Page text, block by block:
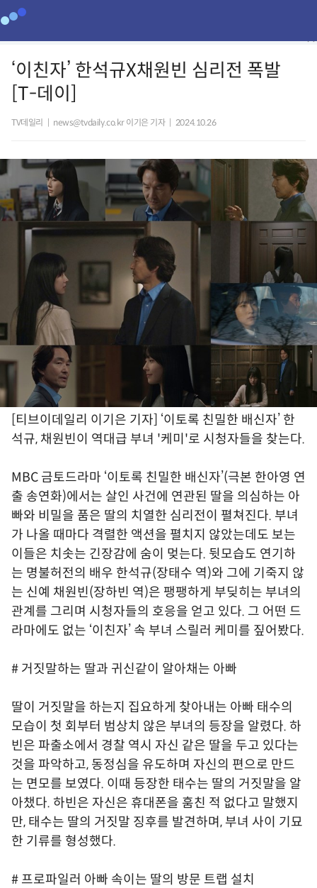
‘이친자’ 한석규X채원빈 심리전 폭발
[T-데이]
TV데일리 news@tvdaily.co.kr 이기은 기자 2024.10.26
[티브이데일리 이기은 기자] ‘이토록 친밀한 배신자’ 한
석규, 채원빈이 역대급 부녀 '케미'로 시청자들을 찾는다.
MBC 금토드라마 ‘이토록 친밀한 배신자’(극본 한아영 연
출 송연화)에서는 살인 사건에 연관된 딸을 의심하는 아
빠와 비밀을 품은 딸의 치열한 심리전이 펼쳐진다. 부녀
가 나올 때마다 격렬한 액션을 펼치지 않았는데도 보는
이들은 치솟는 긴장감에 숨이 멎는다. 뒷모습도 연기하
는 명불허전의 배우 한석규(장태수 역)와 그에 기죽지 않
는 신예 채원빈(장하빈 역)은 팽팽하게 부딪히는 부녀의
관계를 그리며 시청자들의 호응을 얻고 있다. 그 어떤 드
라마에도 없는 ‘이친자’ 속 부녀 스릴러 케미를 짚어봤다.
# 거짓말하는 딸과 귀신같이 알아채는 아빠
딸이 거짓말을 하는지 집요하게 찾아내는 아빠 태수의
모습이 첫 회부터 범상치 않은 부녀의 등장을 알렸다. 하
빈은 파출소에서 경찰 역시 자신 같은 딸을 두고 있다는
것을 파악하고, 동정심을 유도하며 자신의 편으로 만드
는 면모를 보였다. 이때 등장한 태수는 딸의 거짓말을 알
아챘다. 하빈은 자신은 휴대폰을 훔친 적 없다고 말했지
만, 태수는 딸의 거짓말 징후를 발견하며, 부녀 사이 기묘
한 기류를 형성했다.
# 프로파일러 아빠 속이는 딸의 방문 트랩 설치